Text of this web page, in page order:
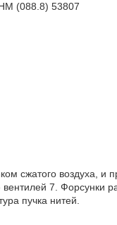
НМ (088.8) 53807
сжатого воздуха, и
7. Форсунки
пучка нитей.